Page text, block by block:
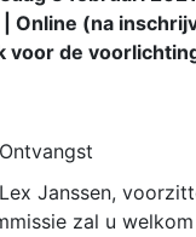
Online (na
voor de
Janssen,
zal u